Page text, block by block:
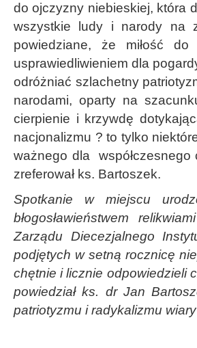
do ojczyzny niebieskiej, która
wszystkie ludy i narody na
powiedziane, że miłość
usprawiedliwieniem dla
odróżniać szlachetny
narodami, oparty na
cierpienie i krzywdę
nacjonalizmu ? to tylko
ważnego dla
zreferował ks. Bartoszek.
Spotkanie w miejscu
błogosławieństwem
Zarządu Diecezjalnego
podjętych w setną rocznicę
chętnie i licznie odpowiedzieli
powiedział ks. dr Jan
patriotyzmu i radykalizmu